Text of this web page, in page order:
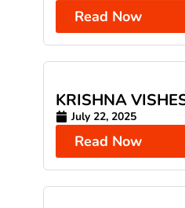
Read Now
KRISHNA
July 22, 2025
Read Now